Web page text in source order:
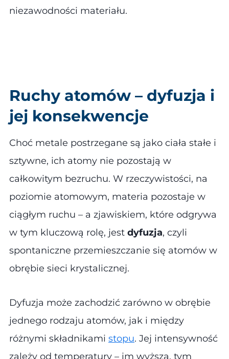
niezawodności materiału.
Ruchy atomów – dyfuzja i
jej konsekwencje
Choć metale postrzegane są jako ciała stałe i
sztywne, ich atomy nie pozostają w
całkowitym bezruchu. W rzeczywistości, na
poziomie atomowym, materia pozostaje w
ciągłym ruchu – a zjawiskiem, które odgrywa
w tym kluczową rolę, jest dyfuzja, czyli
spontaniczne przemieszczanie się atomów w
obrębie sieci krystalicznej.
Dyfuzja może zachodzić zarówno w obrębie
jednego rodzaju atomów, jak i między
różnymi składnikami stopu. Jej intensywność
zależy od temperatury – im wyższa, tym